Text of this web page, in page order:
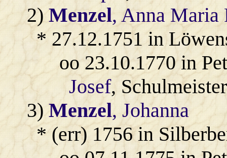
2)Menzel, Anna Maria
* 27.12.1751 in
oo 23.10.1770 in
Josef,
3)Menzel, Johanna
* (err) 1756 in